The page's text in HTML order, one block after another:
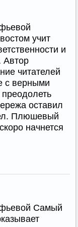
учит
и
Автор
читателей
с верными
оставил
Плюшевый
начнется
Самый